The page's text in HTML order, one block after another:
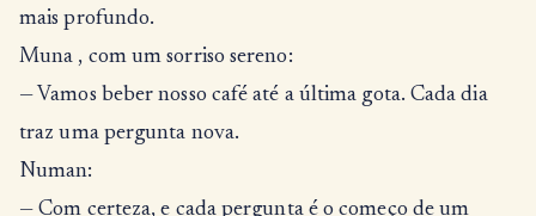
mais profundo.
Muna , com um sorriso sereno:
— Vamos beber nosso café até a última gota. Cada dia
traz uma pergunta nova.
Numan:
— Com certeza, e cada pergunta é o começo de um